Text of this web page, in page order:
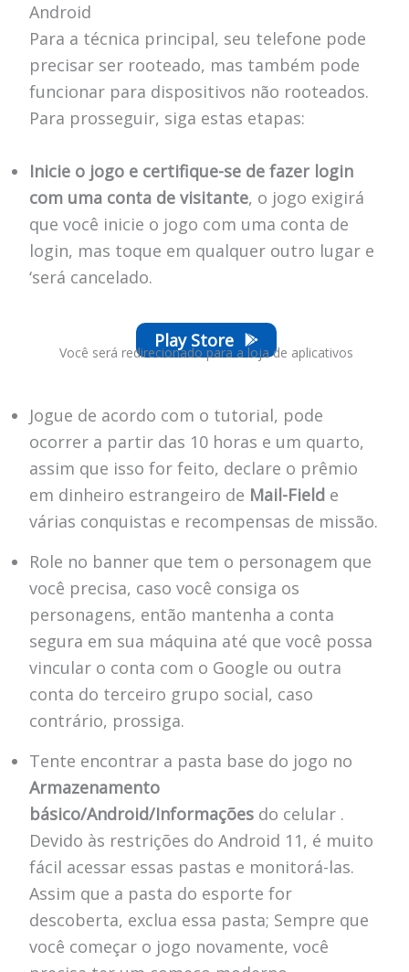
Android
Para a técnica principal, seu telefone pode
precisar ser rooteado, mas também pode
funcionar para dispositivos não rooteados.
Para prosseguir, siga estas etapas:
Inicie o jogo e certifique-se de fazer login
com uma conta de visitante, o jogo exigirá
que você inicie o jogo com uma conta de
login, mas toque em qualquer outro lugar e
‘será cancelado.
Play Store
Você será redirecionado para a loja de aplicativos
Jogue de acordo com o tutorial, pode
ocorrer a partir das 10 horas e um quarto,
assim que isso for feito, declare o prêmio
em dinheiro estrangeiro de Mail-Fielde
várias conquistas e recompensas de missão.
Role no banner que tem o personagem que
você precisa, caso você consiga os
personagens, então mantenha a conta
segura em sua máquina até que você possa
vincular o conta com o Google ou outra
conta do terceiro grupo social, caso
contrário, prossiga.
Tente encontrar a pasta base do jogo no
Armazenamento
básico/Android/Informaçõesdo celular .
Devido às restrições do Android 11, é muito
fácil acessar essas pastas e monitorá-las.
Assim que a pasta do esporte for
descoberta, exclua essa pasta; Sempre que
você começar o jogo novamente, você